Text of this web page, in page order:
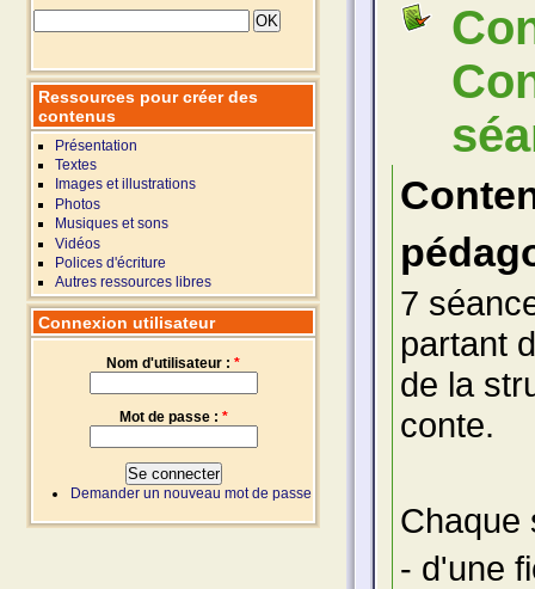
7
partant
de la
conte.
Chaque
- d'une
Ressources pour créer des
contenus
Présentation
Textes
Images et illustrations
Photos
Musiques et sons
Vidéos
Polices d'écriture
Autres ressources libres
Connexion utilisateur
Nom d'utilisateur : *
Mot de passe : *
Demander un nouveau mot de passe